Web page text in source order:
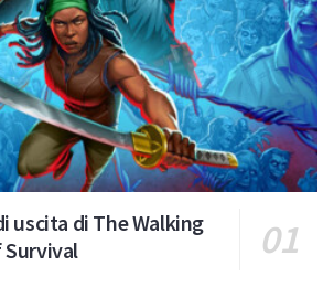
uscita di The Walking
Survival